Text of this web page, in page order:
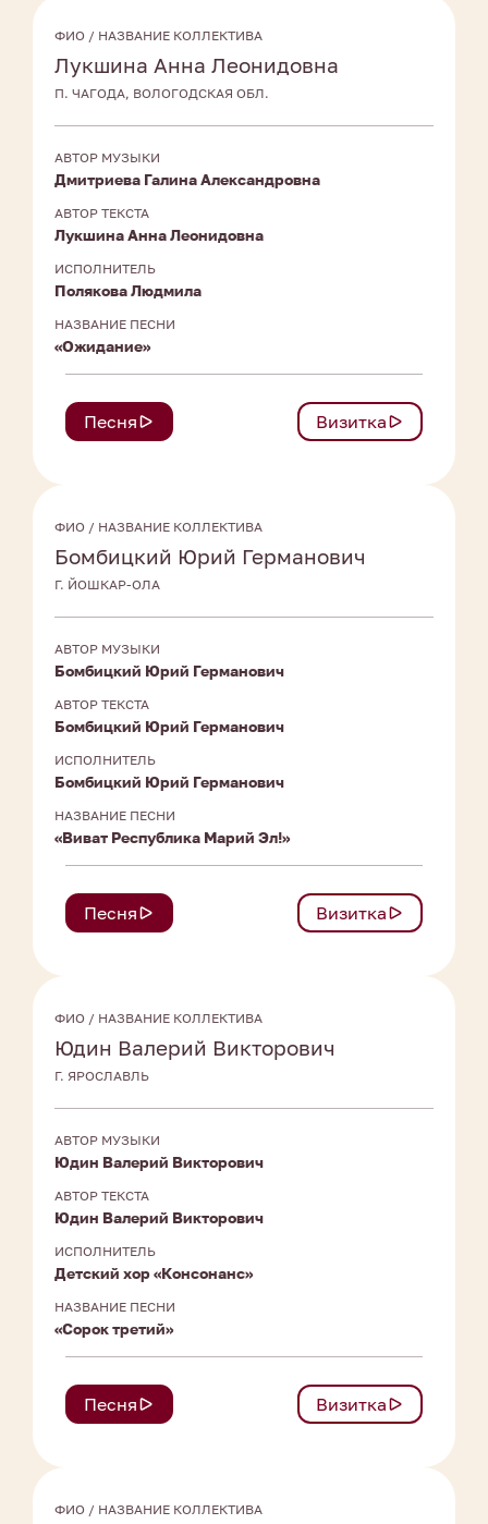
ФИО / НАЗВАНИЕ КОЛЛЕКТИВА
Лукшина Анна Леонидовна
П. ЧАГОДА, ВОЛОГОДСКАЯ ОБЛ.
АВТОР МУЗЫКИ
Дмитриева Галина Александровна
АВТОР ТЕКСТА
Лукшина Анна Леонидовна
ИСПОЛНИТЕЛЬ
Полякова Людмила
НАЗВАНИЕ ПЕСНИ
«Ожидание»
Песня Визитка
ФИО / НАЗВАНИЕ КОЛЛЕКТИВА
Бомбицкий Юрий Германович
Г. ЙОШКАР-ОЛА
АВТОР МУЗЫКИ
Бомбицкий Юрий Германович
АВТОР ТЕКСТА
Бомбицкий Юрий Германович
ИСПОЛНИТЕЛЬ
Бомбицкий Юрий Германович
НАЗВАНИЕ ПЕСНИ
«Виват Республика Марий Эл!»
Песня Визитка
ФИО / НАЗВАНИЕ КОЛЛЕКТИВА
Юдин Валерий Викторович
Г. ЯРОСЛАВЛЬ
АВТОР МУЗЫКИ
Юдин Валерий Викторович
АВТОР ТЕКСТА
Юдин Валерий Викторович
ИСПОЛНИТЕЛЬ
Детский хор «Консонанс»
НАЗВАНИЕ ПЕСНИ
«Сорок третий»
Песня Визитка
ФИО / НАЗВАНИЕ КОЛЛЕКТИВА